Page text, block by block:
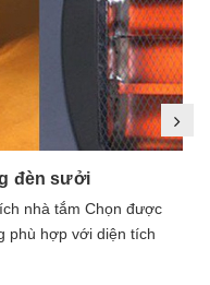
đèn sưởi
nhà tắm Chọn được
phù hợp với diện tích